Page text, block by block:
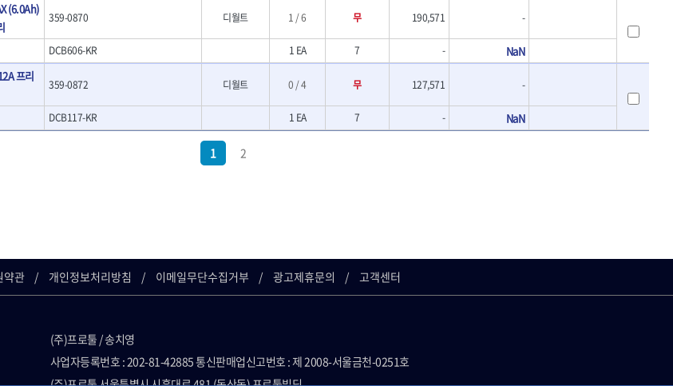
- 호미
- 홈클리너
- 제초기
- 괭이
- 통나무쪼개기
- 연마지그
- 연마숫돌
- 기타 악세사리
(6.0Ah)
359-0870 디월트 1 / 6 무 190,571 -
DCB606-KR 1 EA 7 - NaN
프리
359-0872 디월트 0 / 4 무 127,571 -
DCB117-KR 1 EA 7 - NaN
1 2
약관 개인정보처리방침 이메일무단수집거부 광고제휴문의 고객센터
(주)프로툴 / 송치영
사업자등록번호 : 202-81-42885 통신판매업신고번호 : 제 2008-서울금천-0251호